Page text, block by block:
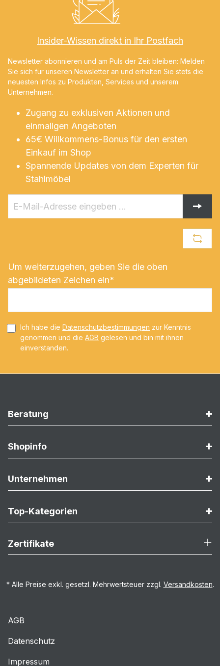
Insider-Wissen direkt in Ihr Postfach
Newsletter abonnieren und am Puls der Zeit bleiben: Melden
Sie sich für unseren Newsletter an und erhalten Sie stets die
neuesten Infos zu Produkten, Services und unserem
Unternehmen.
Zugang zu exklusiven Aktionen und
einmaligen Angeboten
65€ Willkommens-Bonus für den ersten
Einkauf im Shop
Spannende Updates von dem Experten für
Stahlmöbel
Um weiterzugehen, geben Sie die oben
abgebildeten Zeichen ein*
Ich habe die Datenschutzbestimmungen zur Kenntnis
genommen und die AGB gelesen und bin mit ihnen
einverstanden.
Beratung
Shopinfo
Unternehmen
Top-Kategorien
Zertifikate
* Alle Preise exkl. gesetzl. Mehrwertsteuer zzgl. Versandkosten.
AGB
Datenschutz
Impressum